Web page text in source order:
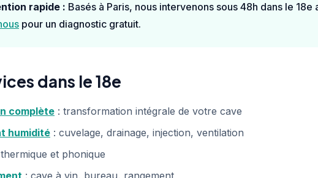
rapide : Basés à Paris, nous intervenons sous 48h dans le 18e
pour un diagnostic gratuit.
dans le 18e
complète : transformation intégrale de votre cave
humidité : cuvelage, drainage, injection, ventilation
et phonique
: cave à vin, bureau, rangement